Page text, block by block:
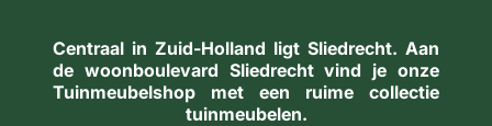
Centraal in Zuid-Holland ligt Sliedrecht. Aan
de woon­boule­vard Sliedrecht vind je onze
Tuinmeubelshop met een ruime collectie
tuin­meubelen.